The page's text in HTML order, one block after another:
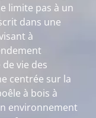
limite pas à un
dans une
à
vie des
centrée sur la
à bois à
environnement